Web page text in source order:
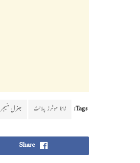
Tags: ٹاٹا موٹرز پلانٹ جنرل منیجر
Share